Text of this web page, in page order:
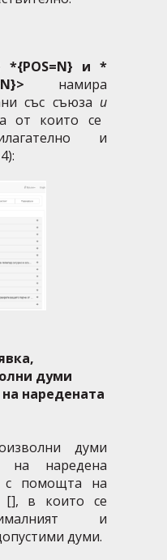
*{POS=N} и *
намира
със съюза и
от които се
и
думи
наредената
думи
на наредена
с помощта на
[], в които се
и
думи.